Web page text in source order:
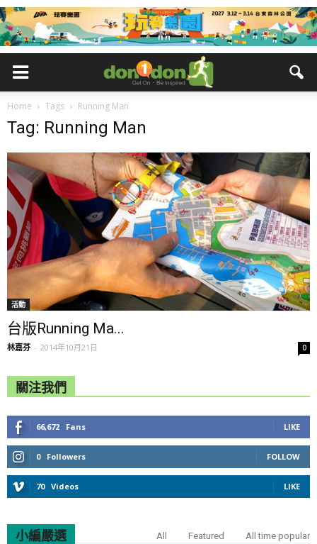
Home Tags Running Man
Tag: Running Man
活動
台版Running Ma...
林嘉芬 - 2014年10月21日 0
關注我們
66,672 Fans LIKE
0 Followers FOLLOW
70 Videos LIKE
小編嚴選 All Featured All time popular